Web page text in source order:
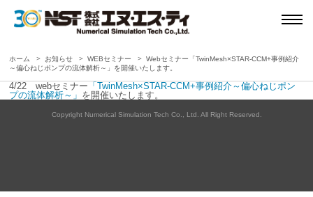
ホーム お知らせ WEBセミナー
Webセミナー「TwinMesh×STAR-CCM+事例紹介
～偏心ねじポンプの流体解析～」を開催いたします。
4/22 webセミナー 「TwinMesh×STAR-CCM+事例紹介～偏心ねじポン
プの流体解析～」 を開催いたします。
Copyright Numerical Simulation Tech Co., Ltd. All Right Reserved.